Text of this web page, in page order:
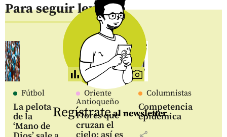
Para seguir leyendo
Fútbol
La pelota
de la
‘Mano de
Oriente
Antioqueño
Flores que
cruzan el
cielo: así es
Columnistas
Competencia
epidémica
Regístrateal newsletter